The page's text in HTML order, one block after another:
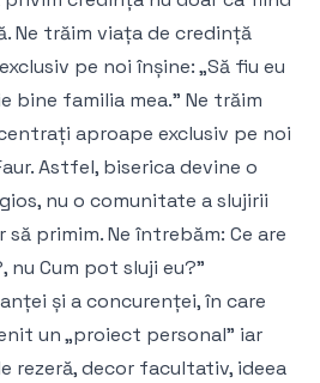
Ne trăim viața de credință
pe noi înșine: „Să fiu eu
bine familia mea.” Ne trăim
aproape exclusiv pe noi
Astfel, biserica devine o
nu o comunitate a slujirii
să primim. Ne întrebăm: Ce are
Cum pot sluji eu?”
și a concurenței, în care
un „proiect personal” iar
rezeră, decor facultativ, ideea